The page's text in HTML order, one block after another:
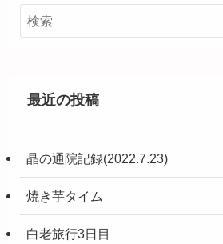
最近の投稿
晶の通院記録(2022.7.23)
焼き芋タイム
白老旅行3日目